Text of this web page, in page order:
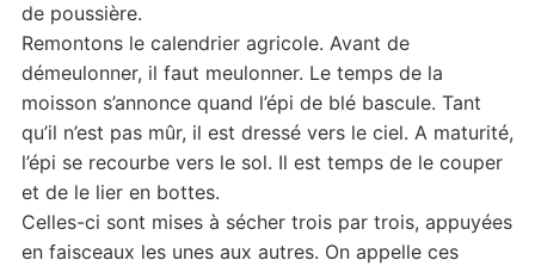
de poussière.
Remontons le calendrier agricole. Avant de
démeulonner, il faut meulonner. Le temps de la
moisson s’annonce quand l’épi de blé bascule. Tant
qu’il n’est pas mûr, il est dressé vers le ciel. A maturité,
l’épi se recourbe vers le sol. Il est temps de le couper
et de le lier en bottes.
Celles-ci sont mises à sécher trois par trois, appuyées
en faisceaux les unes aux autres. On appelle ces